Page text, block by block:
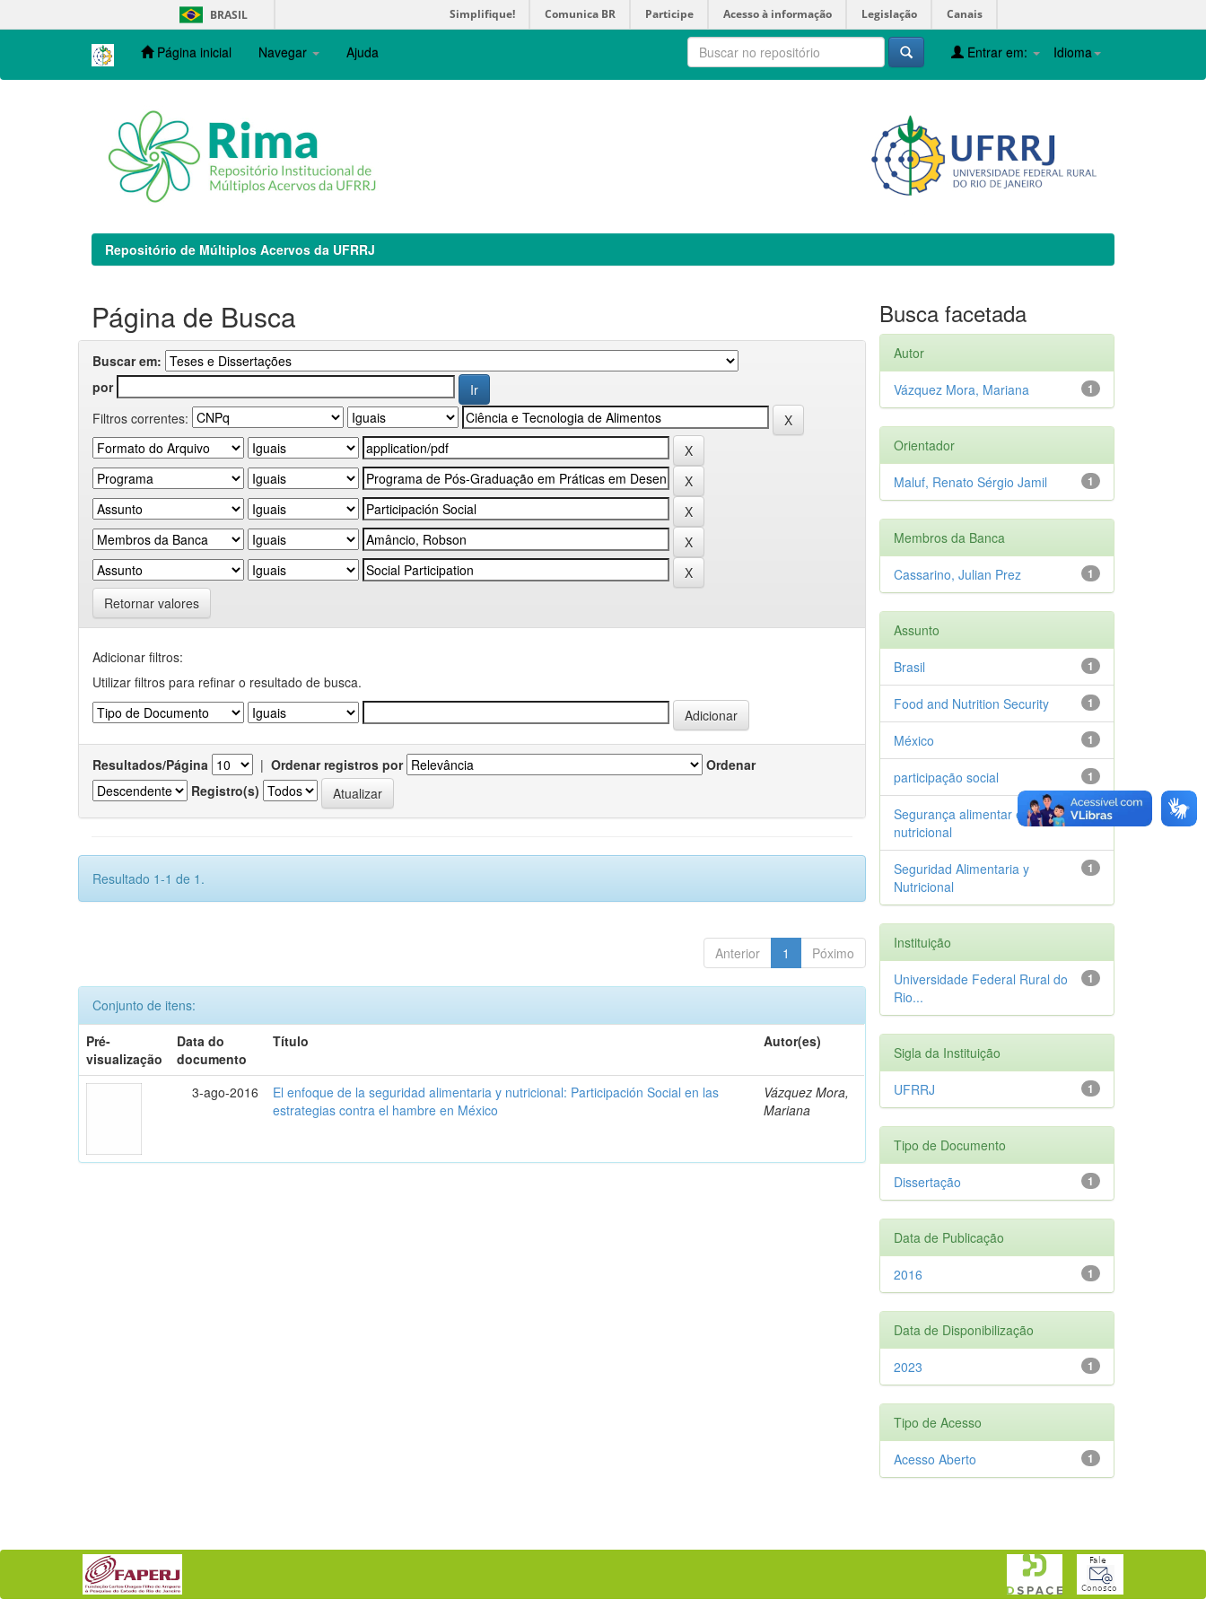
navigation
BRASIL Simplifique! Comunica BR Participe Acesso à informação Legislação Canais
Página inicial Navegar Ajuda Idioma
Entrar em:
Repositório de Múltiplos Acervos da UFRRJ
Página de Busca
Buscar em:
por
Filtros correntes:
Retornar valores
Adicionar filtros:
Utilizar filtros para refinar o resultado de busca.
Resultados/Página | Ordenar registros por
Ordenar
Registro(s)
Resultado 1-1 de 1.
Anterior 1 Póximo
Conjunto de itens:
Pré-
visualização
Data do
documento
Título Autor(es)
3-ago-2016
El enfoque de la seguridad alimentaria y nutricional: Participación Social en las
estrategias contra el hambre en México
Vázquez Mora,
Mariana
Busca facetada
Autor
1
Vázquez Mora, Mariana
Orientador
1
Maluf, Renato Sérgio Jamil
Membros da Banca
1
Cassarino, Julian Prez
Assunto
1
Brasil
1
Food and Nutrition Security
1
México
1
participação social
1
Segurança alimentar e
nutricional
1
Seguridad Alimentaria y
Nutricional
Instituição
1
Universidade Federal Rural do
Rio...
Sigla da Instituição
1
UFRRJ
Tipo de Documento
1
Dissertação
Data de Publicação
1
2016
Data de Disponibilização
1
2023
Tipo de Acesso
1
Acesso Aberto